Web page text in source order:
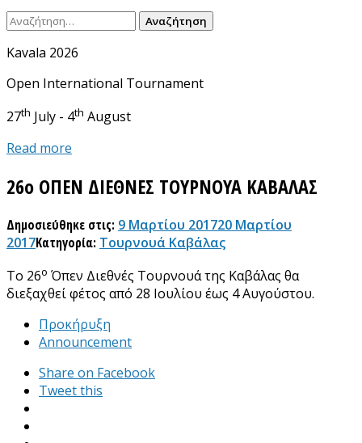
Αναζήτηση
Kavala 2026
Open International Tournament
27th July - 4th August
Read more
26ο ΟΠΕΝ ΔΙΕΘΝΕΣ ΤΟΥΡΝΟΥΑ ΚΑΒΑΛΑΣ
Δημοσιεύθηκε στις: 9 Μαρτίου 201720 Μαρτίου
2017Κατηγορία: Τουρνουά Καβάλας
Το 26ο Όπεν Διεθνές Τουρνουά της Καβάλας θα
διεξαχθεί φέτος από 28 Ιουλίου έως 4 Αυγούστου.
Προκήρυξη
Announcement
Share on Facebook
Tweet this